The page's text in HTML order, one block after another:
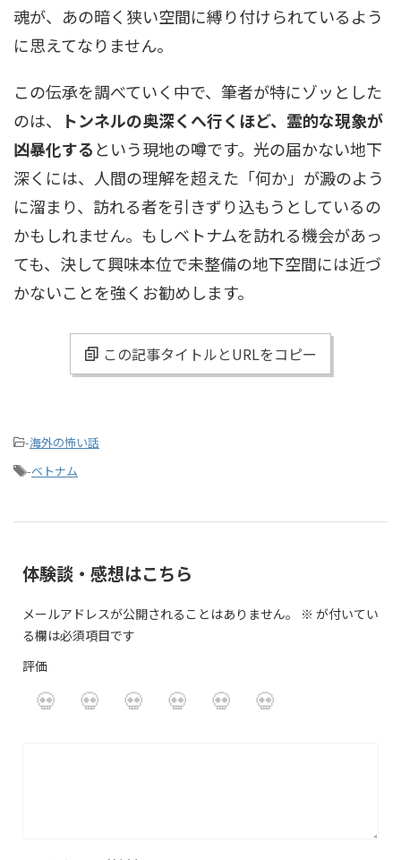
魂が、あの暗く狭い空間に縛り付けられているよう
に思えてなりません。
この伝承を調べていく中で、筆者が特にゾッとした
のは、
トンネルの奥深くへ行くほど、霊的な現象が
凶暴化するという現地の噂です。光の届かない地下
深くには、人間の理解を超えた「何か」が澱のよう
に溜まり、訪れる者を引きずり込もうとしているの
かもしれません。もしベトナムを訪れる機会があっ
ても、決して興味本位で未整備の地下空間には近づ
かないことを強くお勧めします。
この記事タイトルとURLをコピー
-海外の怖い話
-ベトナム
体験談・感想はこちら
メールアドレスが公開されることはありません。 ※ が付いてい
る欄は必須項目です
評価